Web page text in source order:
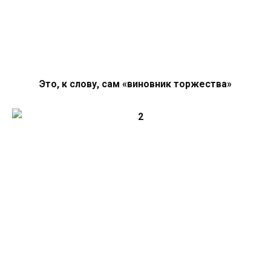
Это, к слову, сам «виновник торжества»